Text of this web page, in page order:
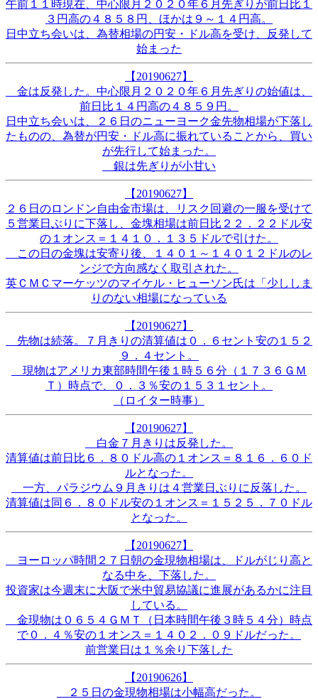
午前１１時現在、中心限月２０２０年６月先ぎりが前日比１
３円高の４８５８円、ほかは９～１４円高。
日中立ち会いは、為替相場の円安・ドル高を受け、反発して
始まった
【20190627】
金は反発した。中心限月２０２０年６月先ぎりの始値は、
前日比１４円高の４８５９円。
日中立ち会いは、２６日のニューヨーク金先物相場が下落し
たものの、為替が円安・ドル高に振れていることから、買い
が先行して始まった。
銀は先ぎりが小甘い
【20190627】
２６日のロンドン自由金市場は、リスク回避の一服を受けて
５営業日ぶりに下落し、金塊相場は前日比２２．２２ドル安
の１オンス＝１４１０．１３５ドルで引けた。
この日の金塊は安寄り後、１４０１～１４０１２ドルのレ
ンジで方向感なく取引された。
英ＣＭＣマーケッツのマイケル・ヒューソン氏は「少ししま
りのない相場になっている
【20190627】
先物は続落。７月きりの清算値は０．６セント安の１５２
９．４セント。
現物はアメリカ東部時間午後１時５６分（１７３６ＧＭ
Ｔ）時点で、０．３％安の１５３１セント。
（ロイター時事）
【20190627】
白金７月きりは反発した。
清算値は前日比６．８０ドル高の１オンス＝８１６．６０ド
ルとなった。
一方、パラジウム９月きりは４営業日ぶりに反落した。
清算値は同６．８０ドル安の１オンス＝１５２５．７０ドル
となった。
【20190627】
ヨーロッパ時間２７日朝の金現物相場は、ドルがじり高と
なる中を、下落した。
投資家は今週末に大阪で米中貿易協議に進展があるかに注目
している。
金現物は０６５４ＧＭＴ（日本時間午後３時５４分）時点
で０．４％安の１オンス＝１４０２．０９ドルだった。
前営業日は１％余り下落した
【20190626】
２５日の金現物相場は小幅高だった。